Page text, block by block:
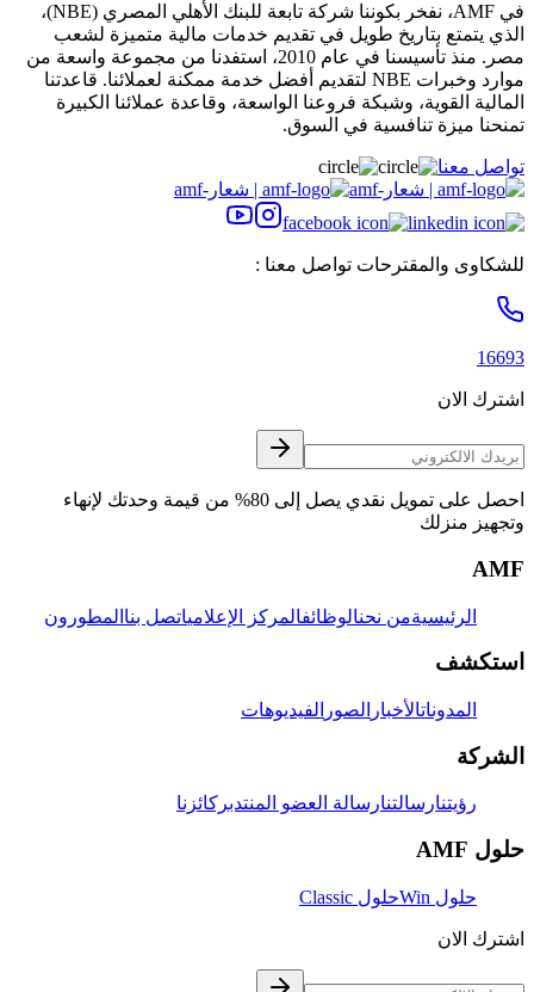
في AMF، نفخر بكوننا شركة تابعة للبنك الأهلي المصري (NBE)،
الذي يتمتع بتاريخ طويل في تقديم خدمات مالية متميزة لشعب
مصر. منذ تأسيسنا في عام 2010، استفدنا من مجموعة واسعة من
موارد وخبرات NBE لتقديم أفضل خدمة ممكنة لعملائنا. قاعدتنا
المالية القوية، وشبكة فروعنا الواسعة، وقاعدة عملائنا الكبيرة
تمنحنا ميزة تنافسية في السوق.
تواصل معنا
للشكاوى والمقترحات تواصل معنا :
16693
اشترك الان
احصل على تمويل نقدي يصل إلى 80% من قيمة وحدتك لإنهاء
وتجهيز منزلك
AMF
الرئيسيةمن نحنالوظائفالمركز الإعلامياتصل بنا المطورون
استكشف
المدوناتالأخبار الصور الفيديوهات
الشركة
رؤيتنارسالتنارسالة العضو المنتدبركائزنا
حلول AMF
حلول Win حلول Classic
اشترك الان